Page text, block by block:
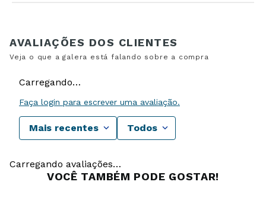
Carregando…
Faça login para escrever uma avaliação.
Mais recentes Todos
Carregando avaliações…
VOCÊ TAMBÉM PODE GOSTAR!